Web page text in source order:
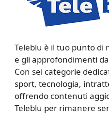
Teleblu è il tuo punto di
e gli approfondimenti
Con sei categorie
sport, tecnologia,
offrendo contenuti
Teleblu per rimanere